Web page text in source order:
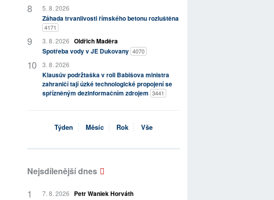
5. 8. 2026
Záhada trvanlivosti římského betonu rozluštěna
4171
3. 8. 2026 Oldřich Maděra
Spotřeba vody v JE Dukovany 4070
3. 8. 2026
Klausův podržtaška v roli Babišova ministra
zahraničí tají úzké technologické propojení se
spřízněným dezinformačním zdrojem 3441
Týden Měsíc Rok Vše
Nejsdílenější dnes
7. 8. 2026
Petr Waniek Horváth